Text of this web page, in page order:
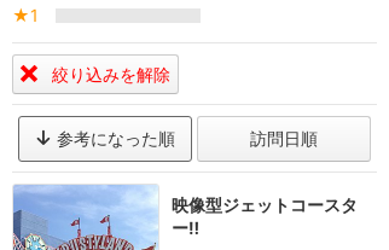
★1
絞り込みを解除
参考になった順 訪問日順
映像型ジェットコースタ
ー‼️